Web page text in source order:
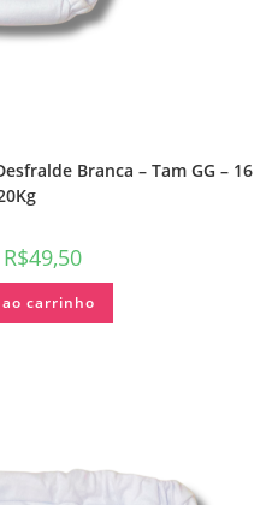
Branca – Tam GG – 16
R$49,50
carrinho